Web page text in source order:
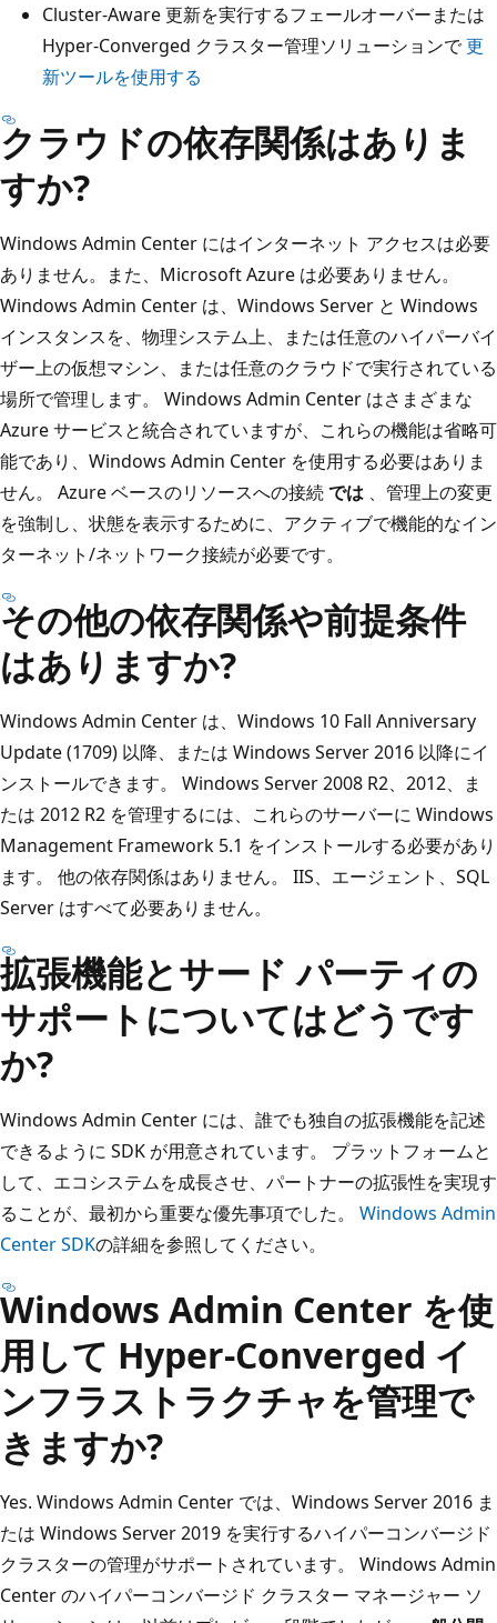
Cluster-Aware 更新を実行するフェールオーバーまたは
Hyper-Converged クラスター管理ソリューションで更
新ツールを使用する
クラウドの依存関係はありま
すか?
Windows Admin Center にはインターネット アクセスは必要
ありません。また、Microsoft Azure は必要ありません。
Windows Admin Center は、Windows Server と Windows
インスタンスを、物理システム上、または任意のハイパーバイ
ザー上の仮想マシン、または任意のクラウドで実行されている
場所で管理します。 Windows Admin Center はさまざまな
Azure サービスと統合されていますが、これらの機能は省略可
能であり、Windows Admin Center を使用する必要はありま
せん。 Azure ベースのリソースへの接続では 、管理上の変更
を強制し、状態を表示するために、アクティブで機能的なイン
ターネット/ネットワーク接続が必要です。
その他の依存関係や前提条件
はありますか?
Windows Admin Center は、Windows 10 Fall Anniversary
Update (1709) 以降、または Windows Server 2016 以降にイ
ンストールできます。 Windows Server 2008 R2、2012、ま
たは 2012 R2 を管理するには、これらのサーバーに Windows
Management Framework 5.1 をインストールする必要があり
ます。 他の依存関係はありません。 IIS、エージェント、SQL
Server はすべて必要ありません。
拡張機能とサード パーティの
サポートについてはどうです
か?
Windows Admin Center には、誰でも独自の拡張機能を記述
できるように SDK が用意されています。 プラットフォームと
して、エコシステムを成長させ、パートナーの拡張性を実現す
ることが、最初から重要な優先事項でした。 Windows Admin
Center SDKの詳細を参照してください。
Windows Admin Center を使
用して Hyper-Converged イ
ンフラストラクチャを管理で
きますか?
Yes. Windows Admin Center では、Windows Server 2016 ま
たは Windows Server 2019 を実行するハイパーコンバージド
クラスターの管理がサポートされています。 Windows Admin
Center のハイパーコンバージド クラスター マネージャー ソ